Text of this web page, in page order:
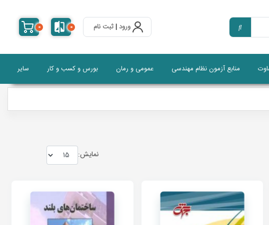
ورود|ثبت نام 0
0
منابع آزمون نظام مهندسی عمومی و رمان بورس و کسب و کار سایر
نمايش: